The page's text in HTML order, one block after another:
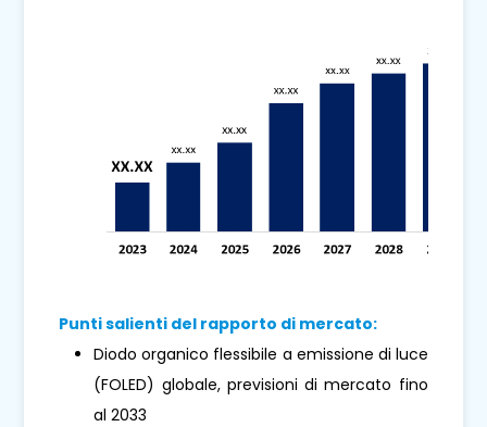
Punti salienti del rapporto di mercato:
Diodo organico flessibile a emissione di luce
(FOLED) globale, previsioni di mercato fino
al 2033